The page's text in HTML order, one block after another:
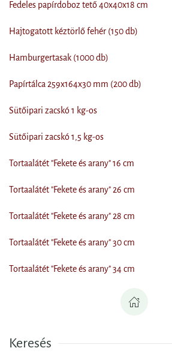
Fedeles papírdoboz tető 40x40x18 cm
Hajtogatott kéztörlő fehér (150 db)
Hamburgertasak (1000 db)
Papírtálca 259x164x30 mm (200 db)
Sütőipari zacskó 1 kg-os
Sütőipari zacskó 1,5 kg-os
Tortaalátét "Fekete és arany" 16 cm
Tortaalátét "Fekete és arany" 26 cm
Tortaalátét "Fekete és arany" 28 cm
Tortaalátét "Fekete és arany" 30 cm
Tortaalátét "Fekete és arany" 34 cm
Keresés